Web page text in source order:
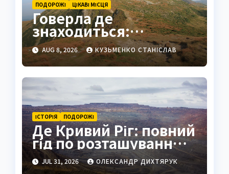
ПОДОРОЖІ ЦІКАВІ МІСЦЯ
Говерла де
знаходиться:
найвища вершина
України в серці
Карпат
AUG 8, 2026 КУЗЬМЕНКО СТАНІСЛАВ
ІСТОРІЯ ПОДОРОЖІ
Де Кривий Ріг: повний
гід по розташуванню,
історії та життю міста
JUL 31, 2026 ОЛЕКСАНДР ДИХТЯРУК